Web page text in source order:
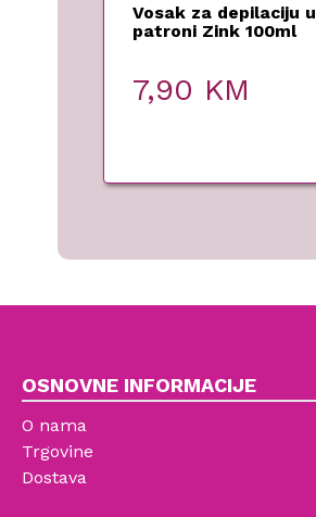
Vosak za depilaciju u
patroni Zink 100ml
7,90 KM
OSNOVNE INFORMACIJE
O nama
Trgovine
Dostava